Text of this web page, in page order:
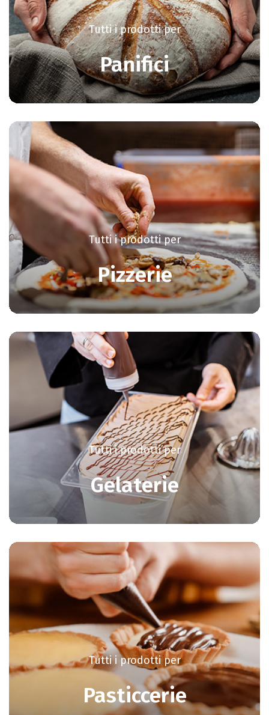
Tutti i prodotti per
Panifici
Tutti i prodotti per
Pizzerie
Tutti i prodotti per
Gelaterie
Tutti i prodotti per
Pasticcerie